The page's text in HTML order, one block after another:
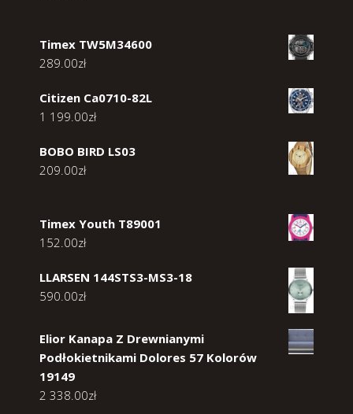
Timex TW5M34600
289.00zł
Citizen Ca0710-82L
1 199.00zł
BOBO BIRD LS03
209.00zł
Timex Youth T89001
152.00zł
LLARSEN 144STS3-MS3-18
590.00zł
Elior Kanapa Z Drewnianymi
Podłokietnikami Dolores 57 Kolorów
19149
2 338.00zł